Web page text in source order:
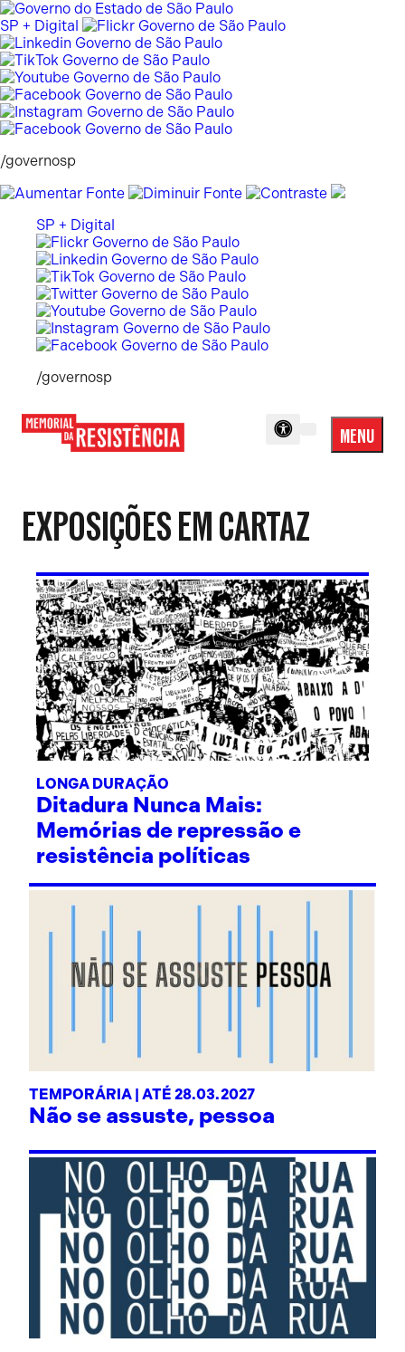
Pular
para
o
conteúdo
SP + Digital
/governosp
SP + Digital
/governosp
MENU
Menu
EXPOSIÇÕES EM CARTAZ
LONGA DURAÇÃO
Ditadura Nunca Mais:
Memórias de repressão e
resistência políticas
TEMPORÁRIA | ATÉ 28.03.2027
Não se assuste, pessoa